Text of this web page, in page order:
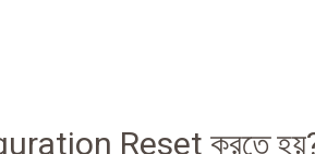
Reset করতে